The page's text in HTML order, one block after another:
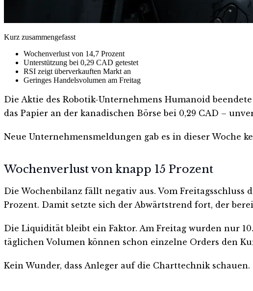
Kurz zusammengefasst
Wochenverlust von 14,7 Prozent
Unterstützung bei 0,29 CAD getestet
RSI zeigt überverkauften Markt an
Geringes Handelsvolumen am Freitag
Die Aktie des Robotik-Unternehmens Humanoid
das Papier an der kanadischen Börse bei 0,29 CAD –
Neue Unternehmensmeldungen gab es in dieser Woche
Wochenverlust von knapp 15 Prozent
Die Wochenbilanz fällt negativ aus. Vom Freitagsschluss
Prozent. Damit setzte sich der Abwärtstrend fort, der
Die Liquidität bleibt ein Faktor. Am Freitag wurden nur
täglichen Volumen können schon einzelne Orders den
Kein Wunder, dass Anleger auf die Charttechnik schauen.